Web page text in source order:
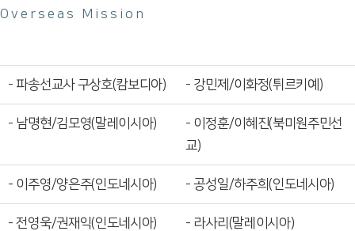
Overseas Mission
- 파송선교사 구상호(캄보디아) - 강민제/이화정(튀르키예)
- 남명현/김모영(말레이시아)
- 이정훈/이혜진(북미원주민선
교)
- 이주영/양은주(인도네시아) - 공성일/하주희(인도네시아)
- 전영욱/권재익(인도네시아) - 라사리(말레이시아)